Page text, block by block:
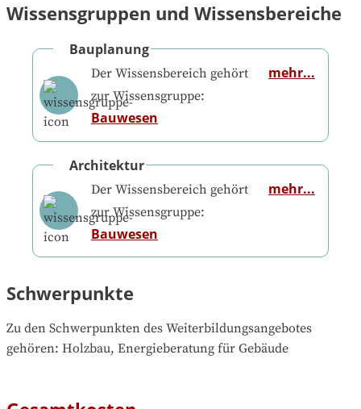
Wissensgruppen und Wissensbereiche
Bauplanung
Der Wissensbereich gehört
zur Wissensgruppe:
Bauwesen
mehr...
Architektur
Der Wissensbereich gehört
zur Wissensgruppe:
Bauwesen
mehr...
Schwerpunkte
Zu den Schwerpunkten des Weiterbildungsangebotes
gehören: Holzbau, Energieberatung für Gebäude